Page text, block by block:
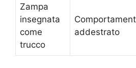
Zampa
insegnata
come
trucco
addestrato